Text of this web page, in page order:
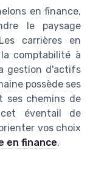
en finance,
le paysage
carrières en
comptabilité à
gestion d'actifs
possède ses
ses chemins de
cet éventail de
vos choix
en finance.